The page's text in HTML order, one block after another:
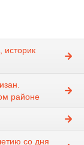
историк
районе
со дня